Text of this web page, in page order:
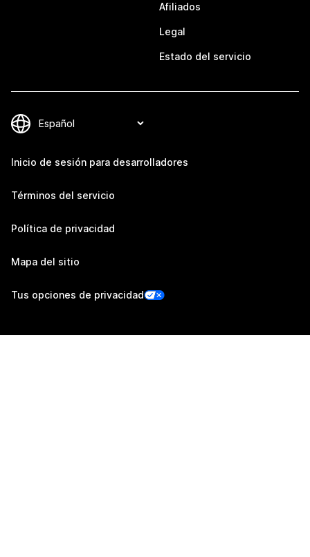
Afiliados
Legal
Estado del servicio
Inicio de sesión para desarrolladores
Términos del servicio
Política de privacidad
Mapa del sitio
Tus opciones de privacidad